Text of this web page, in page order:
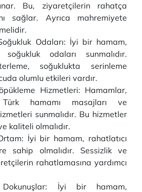
Bu, ziyaretçilerin rahatça
sağlar. Ayrıca mahremiyete
Odaları: İyi bir hamam,
soğukluk odaları sunmalıdır.
soğuklukta serinleme
olumlu etkileri vardır.
Hizmetleri: Hamamlar,
Türk hamamı masajları ve
sunmalıdır. Bu hizmetler
kaliteli olmalıdır.
İyi bir hamam, rahatlatıcı
sahip olmalıdır. Sessizlik ve
rahatlamasına yardımcı
Dokunuşlar: İyi bir hamam,